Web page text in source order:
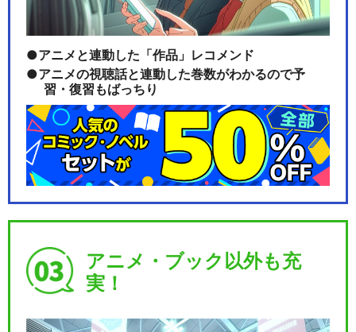
アニメと連動した「作品」レコメンド
アニメの視聴話と連動した巻数がわかるので予
習・復習もばっちり
アニメ・ブック以外も充
実！